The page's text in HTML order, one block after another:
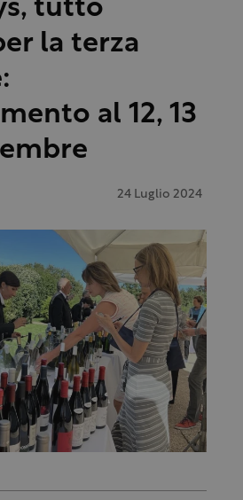
tutto
la terza
al 12, 13
24 Luglio 2024